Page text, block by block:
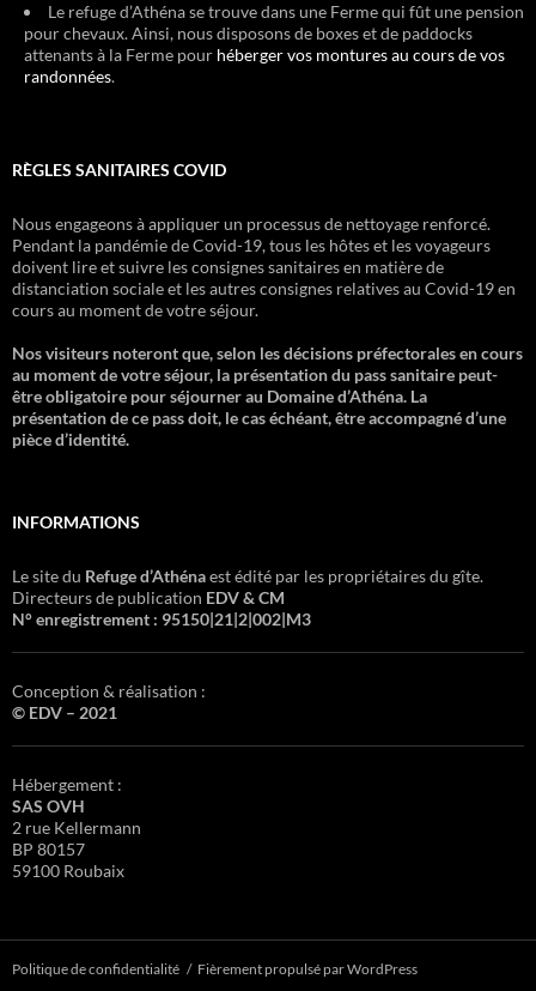
Le refuge d’Athéna se trouve dans une Ferme qui fût une pension
pour chevaux. Ainsi, nous disposons de boxes et de paddocks
attenants à la Ferme pour héberger vos montures au cours de vos
randonnées.
RÈGLES SANITAIRES COVID
Nous engageons à appliquer un processus de nettoyage renforcé.
Pendant la pandémie de Covid-19, tous les hôtes et les voyageurs
doivent lire et suivre les consignes sanitaires en matière de
distanciation sociale et les autres consignes relatives au Covid-19 en
cours au moment de votre séjour.
Nos visiteurs noteront que, selon les décisions préfectorales en cours
au moment de votre séjour, la présentation du pass sanitaire peut-
être obligatoire pour séjourner au Domaine d’Athéna. La
présentation de ce pass doit, le cas échéant, être accompagné d’une
pièce d’identité.
INFORMATIONS
Le site du Refuge d’Athénaest édité par les propriétaires du gîte.
Directeurs de publication EDV & CM
N° enregistrement : 95150|21|2|002|M3
Conception & réalisation :
© EDV – 2021
Hébergement :
SAS OVH
2 rue Kellermann
BP 80157
59100 Roubaix
Politique de confidentialité Fièrement propulsé par WordPress